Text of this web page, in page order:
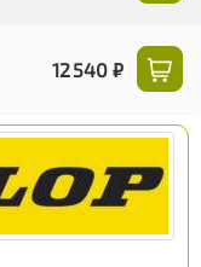
12 540 ₽